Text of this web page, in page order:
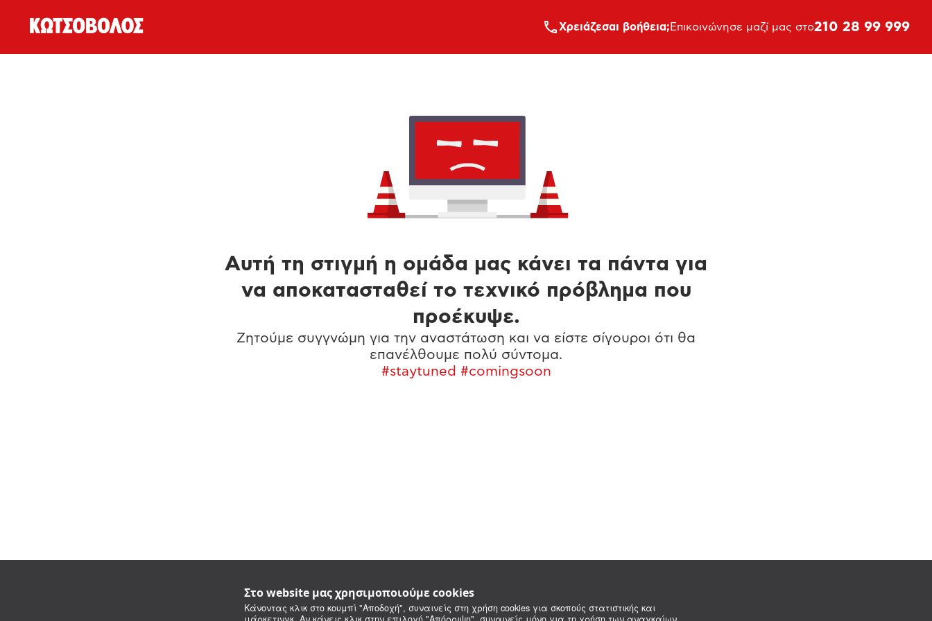
Στο website μας χρησιμοποιούμε cookies
Κάνοντας κλικ στο κουμπί "Αποδοχή", συναινείς στη χρήση cookies για σκοπούς στατιστικής και
Xρειάζεσαι βοήθεια; Επικοινώνησε μαζί μας στο210 28 99 999
Αυτή τη στιγμή η ομάδα μας κάνει τα πάντα για
να αποκατασταθεί το τεχνικό πρόβλημα που
προέκυψε.
Ζητούμε συγγνώμη για την αναστάτωση και να είστε σίγουροι ότι θα
επανέλθουμε πολύ σύντομα.
#staytuned #comingsoon